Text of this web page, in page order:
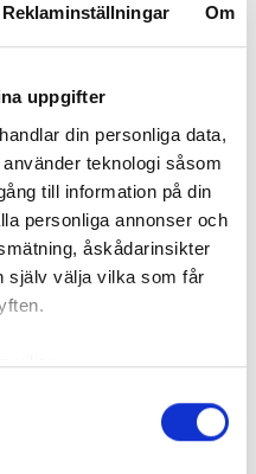
Reklaminställningar Om
uppgifter
din personliga data,
teknologi såsom
till information på din
personliga annonser och
åskådarinsikter
själv välja vilka som får
vilja:
på upp till flera meter
och få nyheter, tips